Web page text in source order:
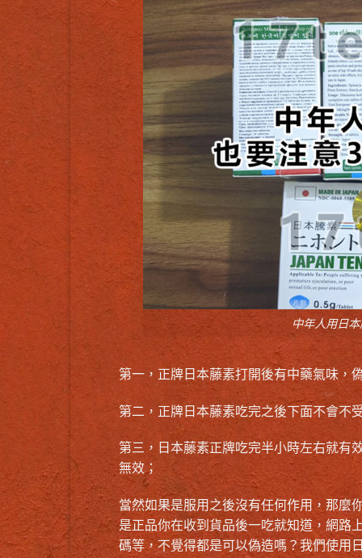
中年人用日
第一，正牌日本藤素打開後有中藥氣味，
第二， 正牌日本藤素吃完之後下面不會不
第三， 日本藤素正牌吃完半小時左右就有
無效；
當然如果是服用之後沒有任何作用，那麼
是正品你在收到貨品後一吃就知道，網路
碼等，不覺得都是可以偽造嗎？我們使用